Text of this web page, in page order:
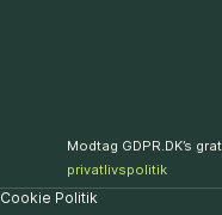
Modtag GDPR.DK’s
privatlivspolitik
Cookie Politik